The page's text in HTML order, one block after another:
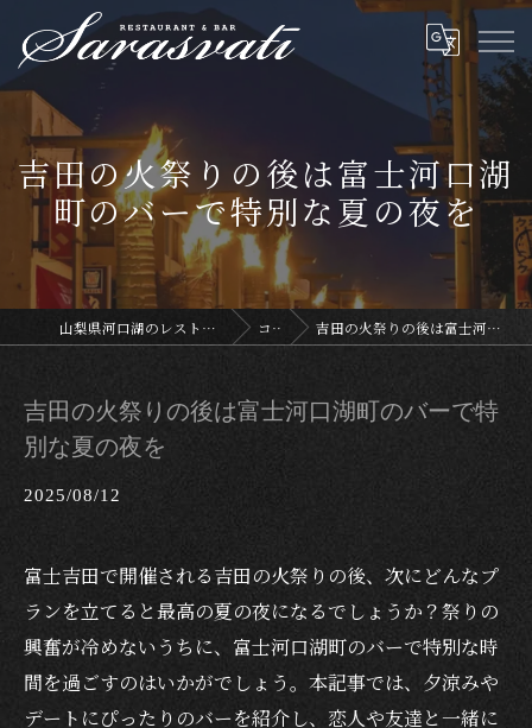
吉田の火祭りの後は富士河口湖
町のバーで特別な夏の夜を
山梨県河口湖のレストランならサラスヴァティー コラム 吉田の火祭りの後は富士河口湖町のバーで特別な夏の夜を
吉田の火祭りの後は富士河口湖町のバーで特
別な夏の夜を
2025/08/12
富士吉田で開催される吉田の火祭りの後、次にどんなプ
ランを立てると最高の夏の夜になるでしょうか？祭りの
興奮が冷めないうちに、富士河口湖町のバーで特別な時
間を過ごすのはいかがでしょう。本記事では、夕涼みや
デートにぴったりのバーを紹介し、恋人や友達と一緒に